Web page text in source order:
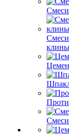
Смеси